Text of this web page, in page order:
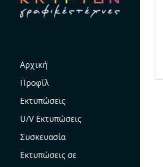
Αρχική
Προφίλ
Εκτυπώσεις
U/V Εκτυπώσεις
Συσκευασία
Εκτυπώσεις σε